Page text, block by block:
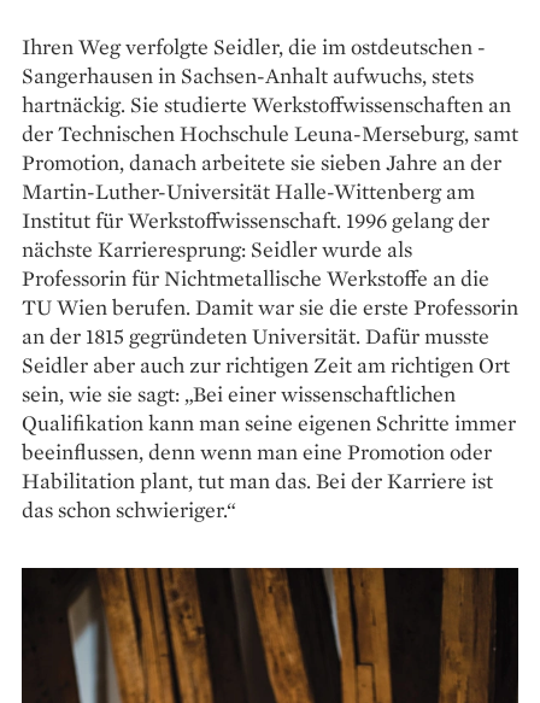
Ihren Weg verfolgte Seidler, die im ostdeutschen ­
Sangerhausen in Sachsen-Anhalt aufwuchs, stets
hartnäckig. Sie studierte Werkstoffwissenschaften an
der Technischen Hochschule Leuna-Merseburg, samt
Promotion, danach arbeitete sie sieben Jahre an der
Martin-Luther-Universität­ Halle-Wittenberg am
Institut für Werkstoffwissenschaft. 1996 gelang der
nächste Karrieresprung: Seidler wurde als
Professorin für Nicht­metallische Werkstoffe an die
TU Wien berufen. Damit war sie die erste Professorin
an der 1815 gegründeten Universität. Dafür musste
Seidler aber auch zur richtigen Zeit am richtigen Ort
sein, wie sie sagt: „Bei einer wissenschaftlichen
Qualifikation kann man seine eigenen Schritte immer
beeinflussen, denn wenn man eine Promotion oder
Habilitation plant, tut man das. Bei der Karriere ist
das schon schwieriger.“